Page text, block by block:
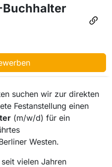
Buchhalter
suchen wir zur direkten
Festanstellung einen
(m/w/d) für ein
Westen.
vielen Jahren